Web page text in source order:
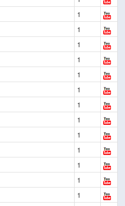
1
1
1
1
1
1
1
1
1
1
1
1
1